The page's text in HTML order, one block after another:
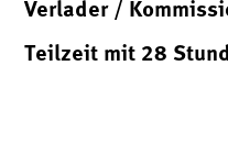
Verlader /
Teilzeit mit 28